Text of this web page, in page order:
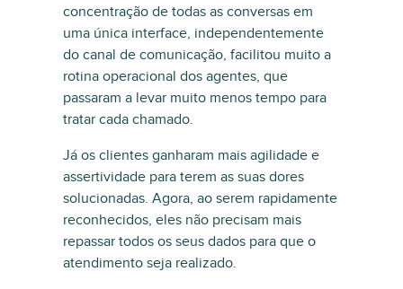
concentração de todas as conversas em
uma única interface, independentemente
do canal de comunicação, facilitou muito a
rotina operacional dos agentes, que
passaram a levar muito menos tempo para
tratar cada chamado.
Já os clientes ganharam mais agilidade e
assertividade para terem as suas dores
solucionadas. Agora, ao serem rapidamente
reconhecidos, eles não precisam mais
repassar todos os seus dados para que o
atendimento seja realizado.